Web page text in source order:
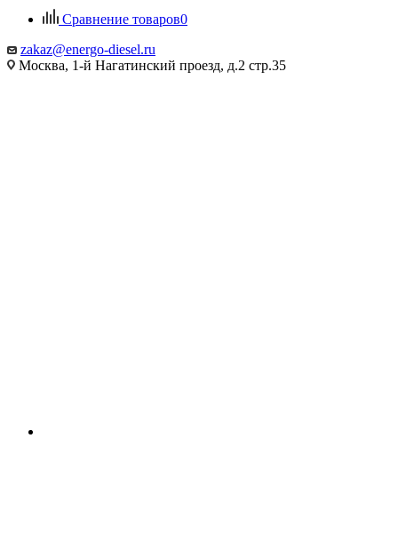
Сравнение товаров0
zakaz@energo-diesel.ru
Москва, 1-й Нагатинский проезд, д.2 стр.35